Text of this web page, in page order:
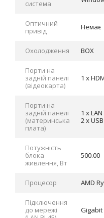
система
Оптичний
привід
Немає
Охолодження BOX
Порти на
задній панелі
(відеокарта)
1 x
Порти на
задній панелі
(материнська
плата)
1 x
2 x
Потужність
блока
живлення, Вт
500.00
Процесор AMD
Підключення
до мережі
Gigabit